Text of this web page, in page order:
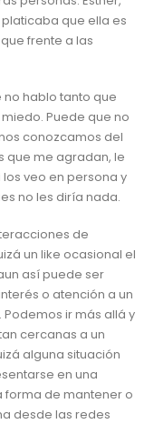
que ella es
frente a las
no hablo tanto que
Puede que no
conozcamos del
que me agradan, le
veo en persona y
no les diría nada.
de
un like ocasional el
así puede ser
o atención a un
Podemos ir más allá y
cercanas a un
alguna situación
en una
forma de mantener o
desde las redes